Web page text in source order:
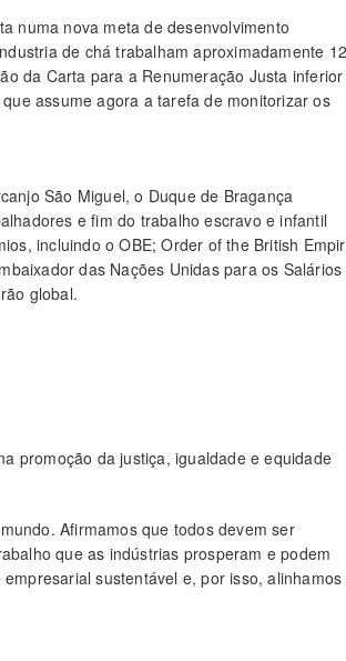
numa nova meta de desenvolvimento
de chá trabalham aproximadamente
da Carta para a Renumeração Justa
assume agora a tarefa de monitorizar os
São Miguel, o Duque de Bragança
e fim do trabalho escravo e infantil
incluindo o OBE; Order of the British
das Nações Unidas para os Salários
global.
promoção da justiça, igualdade e equidade
Afirmamos que todos devem ser
que as indústrias prosperam e podem
sustentável e, por isso, alinhamos